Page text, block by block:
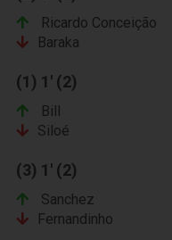
Ricardo Conceição
Baraka
(1) 1' (2)
Bill
Siloé
(3) 1' (2)
Sanchez
Fernandinho